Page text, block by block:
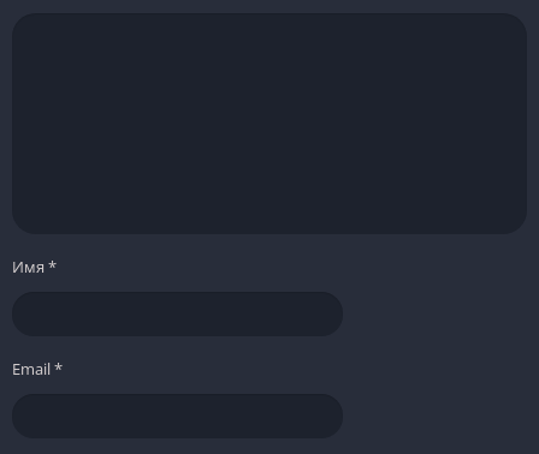
Имя *
Email*